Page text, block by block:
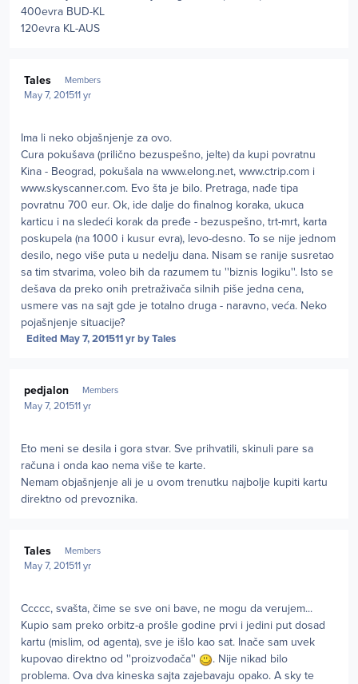
400evra BUD-KL
120evra KL-AUS
Tales Members
May 7, 201511 yr
Ima li neko objašnjenje za ovo.
Cura pokušava (prilično bezuspešno, jelte) da kupi povratnu
Kina - Beograd, pokušala na www.elong.net, www.ctrip.com i
www.skyscanner.com. Evo šta je bilo. Pretraga, nađe tipa
povratnu 700 eur. Ok, ide dalje do finalnog koraka, ukuca
karticu i na sledeći korak da pređe - bezuspešno, trt-mrt, karta
poskupela (na 1000 i kusur evra), levo-desno. To se nije jednom
desilo, nego više puta u nedelju dana. Nisam se ranije susretao
sa tim stvarima, voleo bih da razumem tu ''biznis logiku''. Isto se
dešava da preko onih pretraživača silnih piše jedna cena,
usmere vas na sajt gde je totalno druga - naravno, veća. Neko
pojašnjenje situacije?
Edited May 7, 201511 yrby Tales
pedjalon Members
May 7, 201511 yr
Eto meni se desila i gora stvar. Sve prihvatili, skinuli pare sa
računa i onda kao nema više te karte.
Nemam objašnjenje ali je u ovom trenutku najbolje kupiti kartu
direktno od prevoznika.
Tales Members
May 7, 201511 yr
Ccccc, svašta, čime se sve oni bave, ne mogu da verujem...
Kupio sam preko orbitz-a prošle godine prvi i jedini put dosad
kartu (mislim, od agenta), sve je išlo kao sat. Inače sam uvek
kupovao direktno od ''proizvođača''
. Nije nikad bilo
problema. Ova dva kineska sajta zajebavaju opako. A sky te